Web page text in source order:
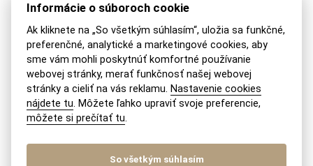
Z uvedeného vyplýva, že súhlas zamestnanca
so zverejnením jeho telefónneho čísla by bol
potrebný.
JUDr. Veronika Michalíková, MBA
Informácie o súboroch cookie
Ak kliknete na „So všetkým súhlasím“, uložia sa funkčné,
preferenčné, analytické a marketingové cookies, aby
sme vám mohli poskytnúť komfortné používanie
webovej stránky, merať funkčnosť našej webovej
stránky a cieliť na vás reklamu. Nastavenie cookies
nájdete tu. Môžete ľahko upraviť svoje preferencie,
môžete si prečítať tu.
So všetkým súhlasím